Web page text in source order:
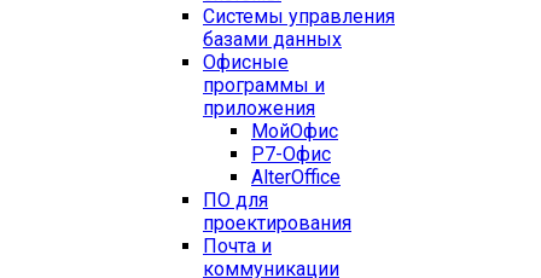
Системы управления
базами данных
Офисные
программы и
приложения
МойОфис
Р7-Офис
AlterOffice
ПО для
проектирования
Почта и
коммуникации